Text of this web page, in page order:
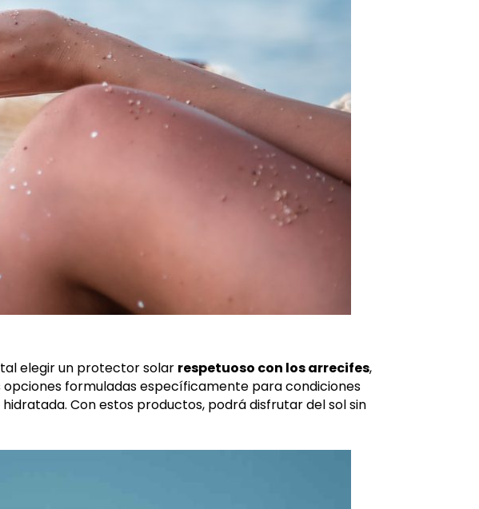
elegir un protector solar respetuoso con los arrecifes,
formuladas específicamente para condiciones
Con estos productos, podrá disfrutar del sol sin